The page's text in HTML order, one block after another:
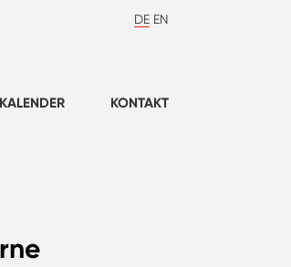
DE EN
KALENDER KONTAKT